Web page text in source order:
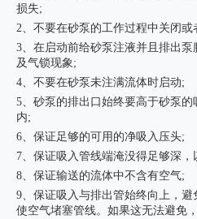
损失;
2、不要在砂泵的工作过程中关闭或
3、在启动前给砂泵注液并且排出
及气锁现象;
4、不要在砂泵未注满流体时启动;
5、砂泵的排出口始终要高于砂泵
内;
6、保证足够的可用的净吸入压头;
7、保证吸入管线端淹没得足够深，
8、保证输送的流体中不含有空气;
9、保证吸入与排出管始终向上，
使空气堵塞管线。如果这无法避免